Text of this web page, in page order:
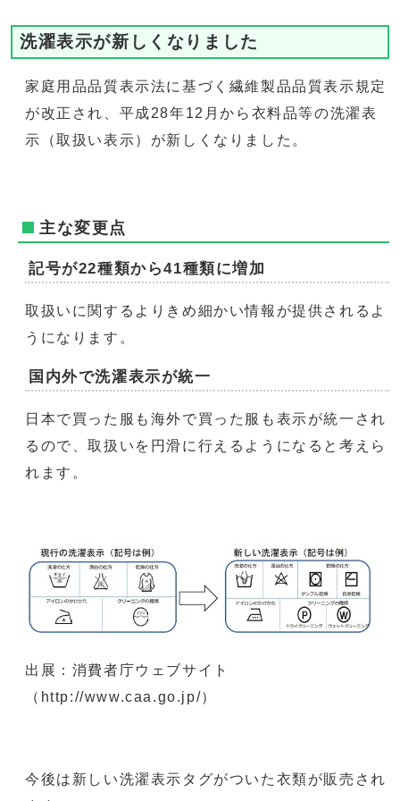
洗濯表示が新しくなりました
家庭用品品質表示法に基づく繊維製品品質表示規定
が改正され、平成28年12月から衣料品等の洗濯表
示（取扱い表示）が新しくなりました。
主な変更点
記号が22種類から41種類に増加
取扱いに関するよりきめ細かい情報が提供されるよ
うになります。
国内外で洗濯表示が統一
日本で買った服も海外で買った服も表示が統一され
るので、取扱いを円滑に行えるようになると考えら
れます。
出展：消費者庁ウェブサイト
（http://www.caa.go.jp/）
今後は新しい洗濯表示タグがついた衣類が販売され